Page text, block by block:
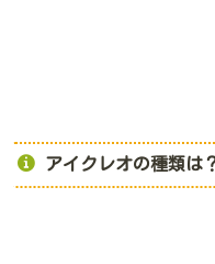
アイクレオの種類は